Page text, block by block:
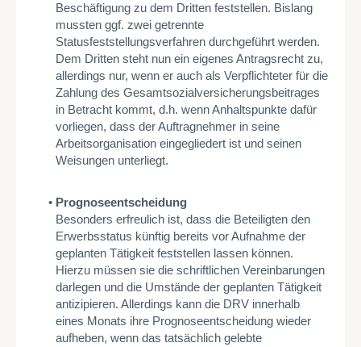
Beschäftigung zu dem Dritten feststellen. Bislang
mussten ggf. zwei getrennte
Statusfeststellungsverfahren durchgeführt werden.
Dem Dritten steht nun ein eigenes Antragsrecht zu,
allerdings nur, wenn er auch als Verpflichteter für die
Zahlung des Gesamtsozialversicherungsbeitrages
in Betracht kommt, d.h. wenn Anhaltspunkte dafür
vorliegen, dass der Auftragnehmer in seine
Arbeitsorganisation eingegliedert ist und seinen
Weisungen unterliegt.
Prognoseentscheidung
Besonders erfreulich ist, dass die Beteiligten den
Erwerbsstatus künftig bereits vor Aufnahme der
geplanten Tätigkeit feststellen lassen können.
Hierzu müssen sie die schriftlichen Vereinbarungen
darlegen und die Umstände der geplanten Tätigkeit
antizipieren. Allerdings kann die DRV innerhalb
eines Monats ihre Prognoseentscheidung wieder
aufheben, wenn das tatsächlich gelebte